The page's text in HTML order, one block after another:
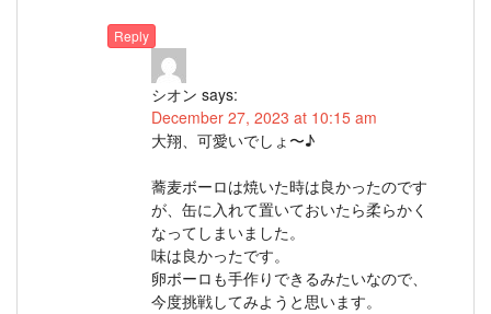
Reply
シオン says:
December 27, 2023 at 10:15 am
大翔、可愛いでしょ〜♪
蕎麦ボーロは焼いた時は良かったのです
が、缶に入れて置いておいたら柔らかく
なってしまいました。
味は良かったです。
卵ボーロも手作りできるみたいなので、
今度挑戦してみようと思います。